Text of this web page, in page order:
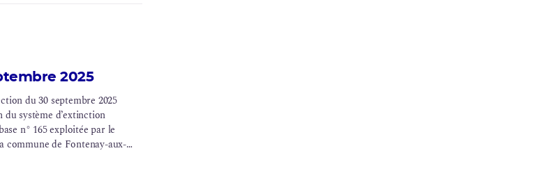
2025
du 30 septembre 2025
système d’extinction
n° 165 exploitée par le
commune de Fontenay-aux-